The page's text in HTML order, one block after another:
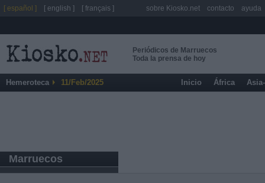
Periódicos de Marruecos
Toda la prensa de hoy
Hemeroteca 11/Feb/2025 Inicio África
Marruecos
[ español ] [ english ] [ français ] sobre Kiosko.net contacto ayuda